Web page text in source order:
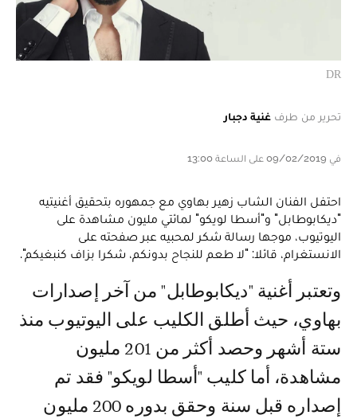
DR
تحرير من طرف غنية دجبار
في 09/02/2019 على الساعة 13:00
احتفل الفنان الشاب زهير بهاوي مع جمهوره بتحقيق أغنيتيه
"ديكابوطابل" و"أسطا لويكو" لمائتي مليون مشاهدة على
اليوتيوب، موجها رسالة شكر لمحبيه عبر صفحته على
الانستغرام، قائلا: "لا طعم للنجاح بدونكم، شكرا بزاف كنبغيكم".
وتعتبر أغنية "ديكابوطابل" من آخر إصدارات
بهاوي، حيث أطلق الكليب على اليوتيوب منذ
ستة أشهر وحصد أكثر من 201 مليون
مشاهدة، أما كليب "أسطا لويكو" فقد تم
إصداره قبل سنة وحقق بدوره 200 مليون